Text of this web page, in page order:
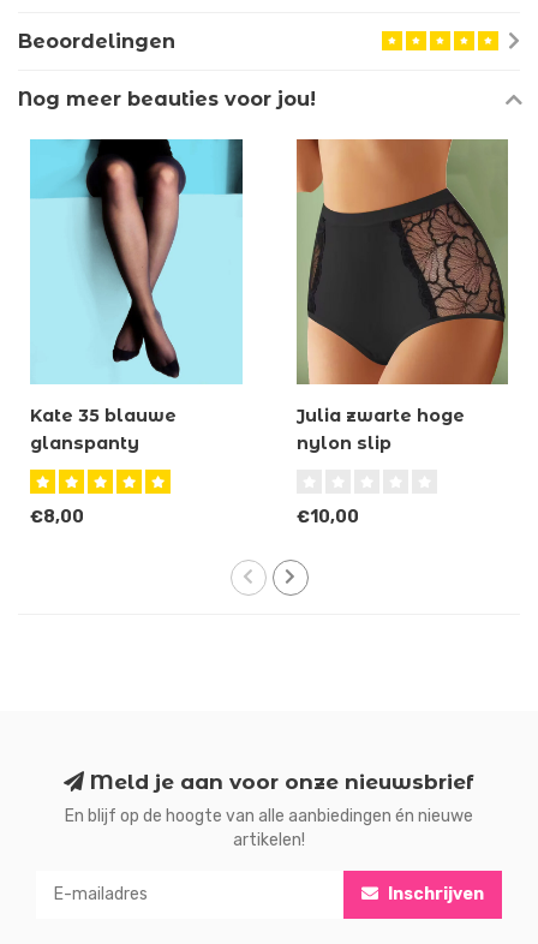
Beoordelingen
Nog meer beauties voor jou!
Kate 35 blauwe
glanspanty
€8,00
Julia zwarte hoge
nylon slip
€10,00
Meld je aan voor onze nieuwsbrief
En blijf op de hoogte van alle aanbiedingen én nieuwe
artikelen!
Inschrijven